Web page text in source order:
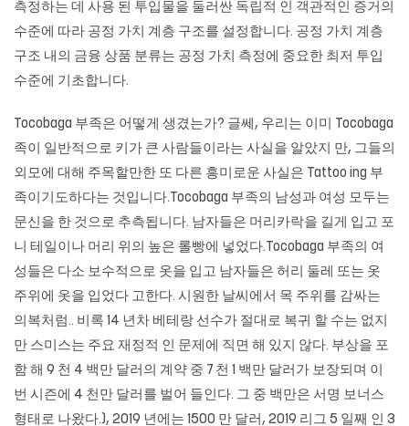
측정하는 데 사용 된 투입물을 둘러싼 독립적 인 객관적인 증거의
수준에 따라 공정 가치 계층 구조를 설정합니다. 공정 가치 계층
구조 내의 금융 상품 분류는 공정 가치 측정에 중요한 최저 투입
수준에 기초합니다.
Tocobaga 부족은 어떻게 생겼는가? 글쎄, 우리는 이미 Tocobaga
족이 일반적으로 키가 큰 사람들이라는 사실을 알았지 만, 그들의
외모에 대해 주목할만한 또 다른 흥미로운 사실은 Tattoo ing 부
족이기도하다는 것입니다.Tocobaga 부족의 남성과 여성 모두는
문신을 한 것으로 추측됩니다. 남자들은 머리카락을 길게 입고 포
니 테일이나 머리 위의 높은 롤빵에 넣었다.Tocobaga 부족의 여
성들은 다소 보수적으로 옷을 입고 남자들은 허리 둘레 또는 옷
주위에 옷을 입었다 고한다. 시원한 날씨에서 목 주위를 감싸는
의복처럼.. 비록 14 년차 베테랑 선수가 절대로 복귀 할 수는 없지
만 스미스는 주요 재정적 인 문제에 직면 해 있지 않다. 부상을 포
함 해 9 천 4 백만 달러의 계약 중 7 천 1 백만 달러가 보장되며 이
번 시즌에 4 천만 달러를 벌어 들인다. 그 중 백만은 서명 보너스
형태로 나왔다.), 2019 년에는 1500 만 달러, 2019 리그 5 일째 인 3